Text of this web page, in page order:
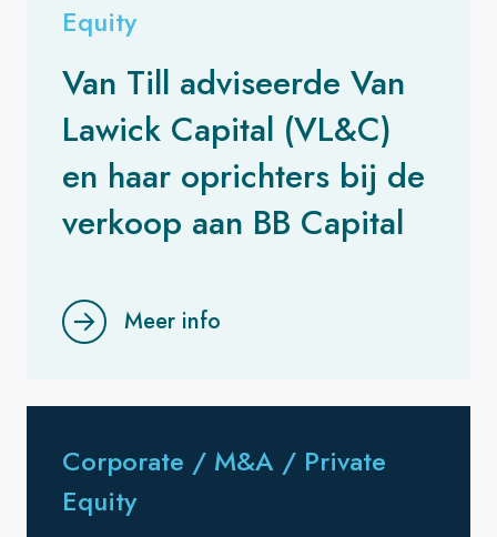
Equity
Van Till adviseerde Van
Lawick Capital (VL&C)
en haar oprichters bij de
verkoop aan BB Capital
Meer info
Corporate / M&A / Private
Equity